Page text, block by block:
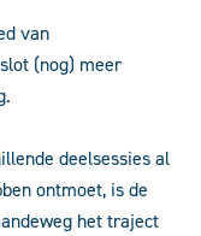
van
(nog) meer
deelsessies al
ontmoet, is de
het traject